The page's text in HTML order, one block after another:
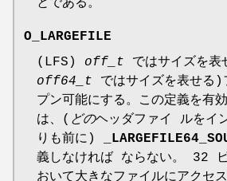
O_LARGEFILE
(LFS) off_t ではサイズを
off64_t ではサイズを表せる
プン可能にする。この定義を有
は、( どのヘッダファイ ルをイ
りも前に)
義しなければ ならない。 32
おいて大きなファイルにアクセス